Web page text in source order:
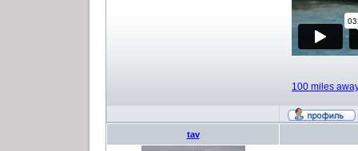
100 miles
tav